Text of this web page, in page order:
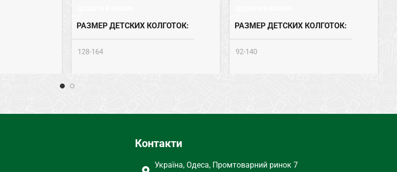
РАЗМЕР ДЕТСКИХ КОЛГОТОК
128-164
Колготки
РАЗМЕР ДЕТСКИХ КОЛГОТОК
92-140
Контакти
Україна, Одеса, Промтоварний ринок 7